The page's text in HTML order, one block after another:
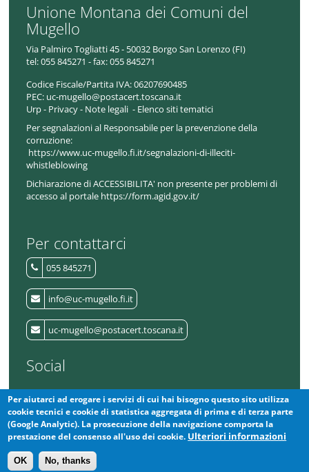
Unione Montana dei Comuni del
Mugello
Via Palmiro Togliatti 45 - 50032 Borgo San Lorenzo (FI)
tel:055 845271 - fax: 055 845271
Codice Fiscale/Partita IVA:06207690485
PEC: uc-mugello@postacert.toscana.it
Urp- Privacy- Note legali - Elenco siti tematici
Per segnalazioni al Responsabile per la prevenzione della
corruzione:
https://www.uc-mugello.fi.it/segnalazioni-di-illeciti-
whistleblowing
Dichiarazione di ACCESSIBILITA' non presente per problemi di
accesso al portale https://form.agid.gov.it/
Per contattarci
055 845271
info@uc-mugello.fi.it
uc-mugello@postacert.toscana.it
Social
L'Unione
La Protezione Civile del Mugello
Per aiutarci ad erogare i servizi di cui hai bisogno questo sito utilizza
cookie tecnici e cookie di statistica aggregata di prima e di terza parte
(Google Analytic). La prosecuzione della navigazione comporta la
prestazione del consenso all'uso dei cookie. Ulteriori informazioni
OK No, thanks